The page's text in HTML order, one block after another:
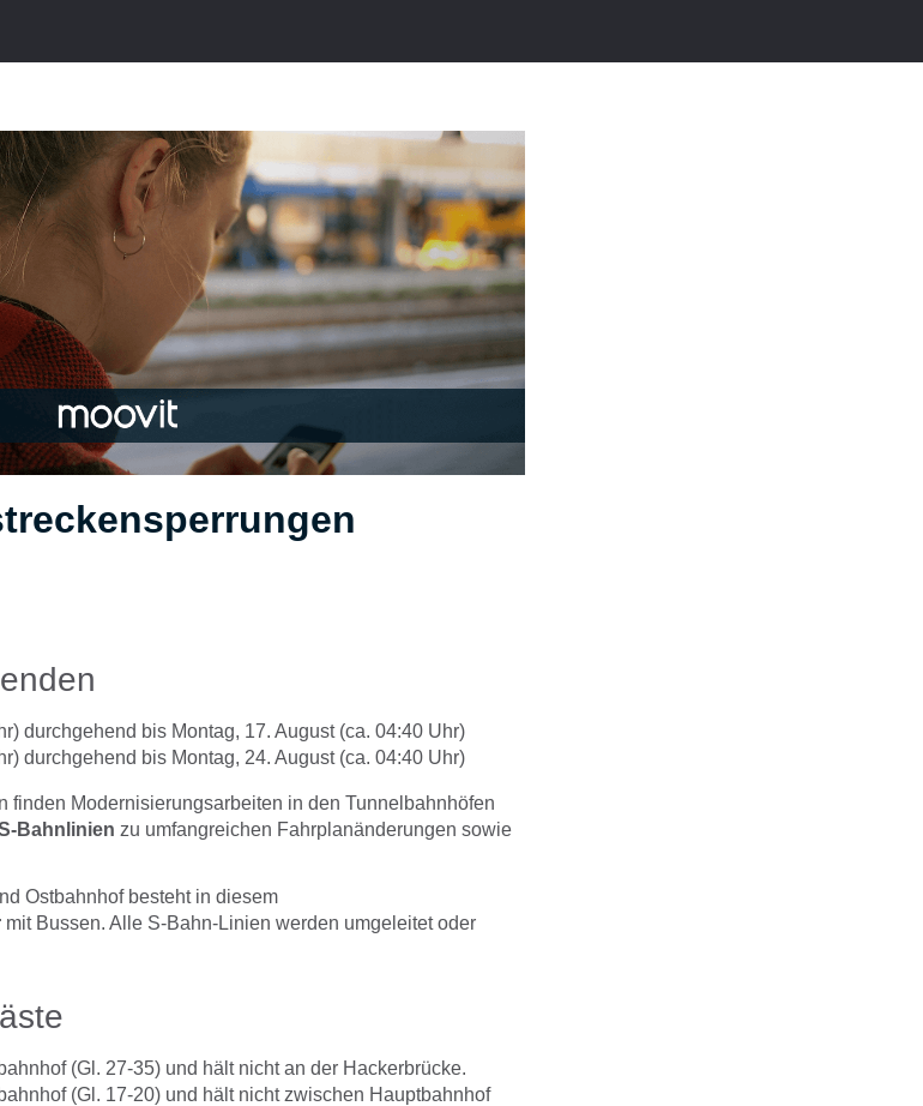
durchgehend bis Montag, 17. August (ca. 04:40 Uhr)
durchgehend bis Montag, 24. August (ca. 04:40 Uhr)
finden Modernisierungsarbeiten in den Tunnelbahnhöfen
Bahnlinien zu umfangreichen Fahrplanänderungen sowie
Ostbahnhof besteht in diesem
mit Bussen. Alle S-Bahn-Linien werden umgeleitet oder
(Gl. 27-35) und hält nicht an der Hackerbrücke.
(Gl. 17-20) und hält nicht zwischen Hauptbahnhof